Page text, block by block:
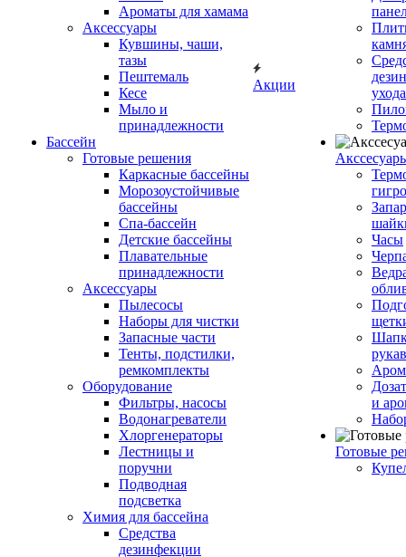
Ароматы для хамама
Аксессуары
Кувшины, чаши,
тазы
Пештемаль
Кесе
Мыло и
принадлежности
Бассейн
Готовые решения
Каркасные бассейны
Морозоустойчивые
бассейны
Спа-бассейн
Детские бассейны
Плавательные
принадлежности
Аксессуары
Пылесосы
Наборы для чистки
Запасные части
Тенты, подстилки,
ремкомплекты
Оборудование
Фильтры, насосы
Водонагреватели
Хлоргенераторы
Лестницы и
поручни
Подводная
подсветка
Химия для бассейна
Средства
дезинфекции
Акции
ухода
Часы
и
Готовые